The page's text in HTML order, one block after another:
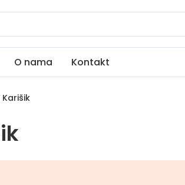
O nama Kontakt